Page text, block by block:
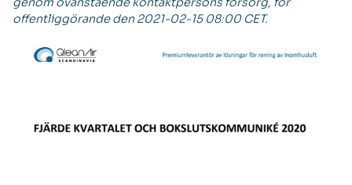
offentliggörande den 2021-02-15 08:00 CET.